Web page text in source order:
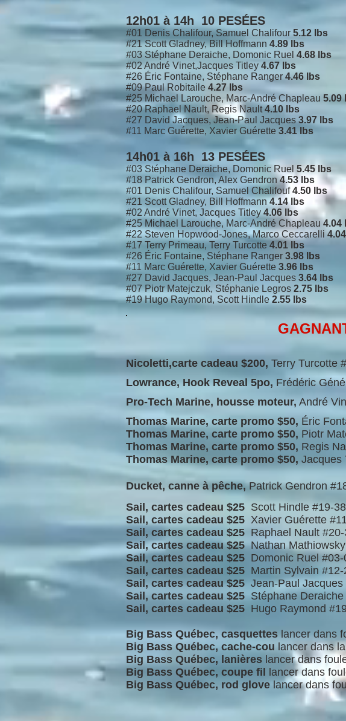
12h01 à 14h 10 PESÉES
#01 Denis Chalifour, Samuel Chalifour 5.12 lbs
#21 Scott Gladney, Bill Hoffmann 4.89 lbs
#03 Stéphane Deraiche, Domonic Ruel 4.68 lbs
#02 André Vinet,Jacques Titley 4.67 lbs
#26 Éric Fontaine, Stéphane Ranger 4.46 lbs
#09 Paul Robitaile 4.27 lbs
#25 Michael Larouche, Marc-André Chapleau 5.09
#20 Raphael Nault, Regis Nault4.10 lbs
#27 David Jacques, Jean-Paul Jacques 3.97 lbs
#11 Marc Guérette, Xavier Guérette 3.41 lbs
14h01 à 16h 13 PESÉES
#03 Stéphane Deraiche, Domonic Ruel 5.45 lbs
#18 Patrick Gendron, Alex Gendron4.53 lbs
#01 Denis Chalifour, Samuel Chalifouf4.50 lbs
#21 Scott Gladney, Bill Hoffmann 4.14 lbs
#02 André Vinet, Jacques Titley 4.06 lbs
#25 Michael Larouche, Marc-André Chapleau 4.04
#22 Steven Hopwood-Jones, Marco Ceccarelli
#17 Terry Primeau, Terry Turcotte 4.01 lbs
#26 Éric Fontaine, Stéphane Ranger 3.98 lbs
#11 Marc Guérette, Xavier Guérette 3.96 lbs
#27 David Jacques, Jean-Paul Jacques 3.64 lbs
#07 Piotr Matejczuk, Stéphanie Legros 2.75 lbs
#19 Hugo Raymond, Scott Hindle 2.55 lbs
Nicoletti,carte cadeau $200, Terry Turcotte
Lowrance, Hook Reveal 5po, Frédéric
Pro-Tech Marine, housse moteur, André
Thomas Marine, carte promo $50, Éric
Thomas Marine, carte promo $50, Piotr
Thomas Marine, carte promo $50, Regis
Thomas Marine, carte promo $50, Jacques
Ducket, canne à pêche,Patrick Gendron
Sail, cartes cadeau $25 Scott Hindle #19-38
Sail, cartes cadeau $25 Xavier Guérette
Sail, cartes cadeau $25 Raphael Nault #20-
Sail,cartes cadeau $25Nathan
Sail, cartes cadeau $25 Domonic Ruel #03-
Sail, cartes cadeau $25 Martin Sylvain #12-
Sail, cartes cadeau $25 Jean-Paul Jacques
Sail, cartes cadeau $25 Stéphane
Sail, cartes cadeau $25 Hugo Raymond
Big Bass Québec, casquettes lancer dans f
Big Bass Québec, cache-cou lancer dans
Big Bass Québec, lanières lancer dans
Big Bass Québec, coupe fil
lancer dans
Big Bass Québec, rod glove lancer dans